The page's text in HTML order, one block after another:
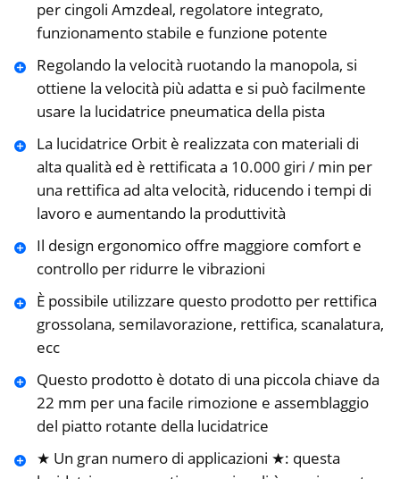
per cingoli Amzdeal, regolatore integrato,
funzionamento stabile e funzione potente
Regolando la velocità ruotando la manopola, si
ottiene la velocità più adatta e si può facilmente
usare la lucidatrice pneumatica della pista
La lucidatrice Orbit è realizzata con materiali di
alta qualità ed è rettificata a 10.000 giri / min per
una rettifica ad alta velocità, riducendo i tempi di
lavoro e aumentando la produttività
Il design ergonomico offre maggiore comfort e
controllo per ridurre le vibrazioni
È possibile utilizzare questo prodotto per rettifica
grossolana, semilavorazione, rettifica, scanalatura,
ecc
Questo prodotto è dotato di una piccola chiave da
22 mm per una facile rimozione e assemblaggio
del piatto rotante della lucidatrice
★ Un gran numero di applicazioni ★: questa